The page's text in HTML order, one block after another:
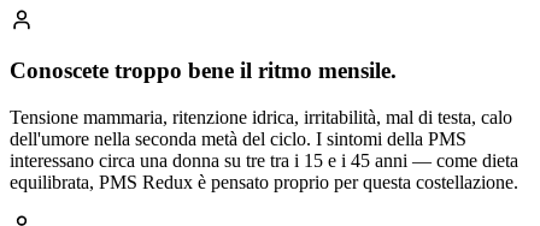
Conoscete troppo bene il ritmo mensile.
Tensione mammaria, ritenzione idrica, irritabilità, mal di testa, calo
dell'umore nella seconda metà del ciclo. I sintomi della PMS
interessano circa una donna su tre tra i 15 e i 45 anni — come dieta
equilibrata, PMS Redux è pensato proprio per questa costellazione.